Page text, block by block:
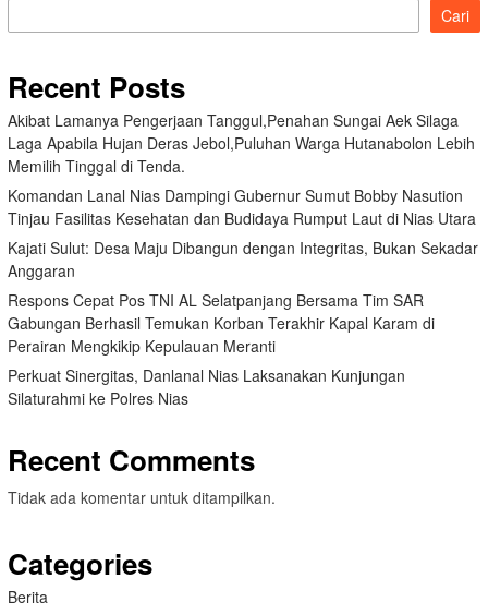
Cari
Recent Posts
Akibat Lamanya Pengerjaan Tanggul,Penahan Sungai Aek Silaga
Laga Apabila Hujan Deras Jebol,Puluhan Warga Hutanabolon Lebih
Memilih Tinggal di Tenda.
Komandan Lanal Nias Dampingi Gubernur Sumut Bobby Nasution
Tinjau Fasilitas Kesehatan dan Budidaya Rumput Laut di Nias Utara
Kajati Sulut: Desa Maju Dibangun dengan Integritas, Bukan Sekadar
Anggaran
Respons Cepat Pos TNI AL Selatpanjang Bersama Tim SAR
Gabungan Berhasil Temukan Korban Terakhir Kapal Karam di
Perairan Mengkikip Kepulauan Meranti
Perkuat Sinergitas, Danlanal Nias Laksanakan Kunjungan
Silaturahmi ke Polres Nias
Recent Comments
Tidak ada komentar untuk ditampilkan.
Categories
Berita